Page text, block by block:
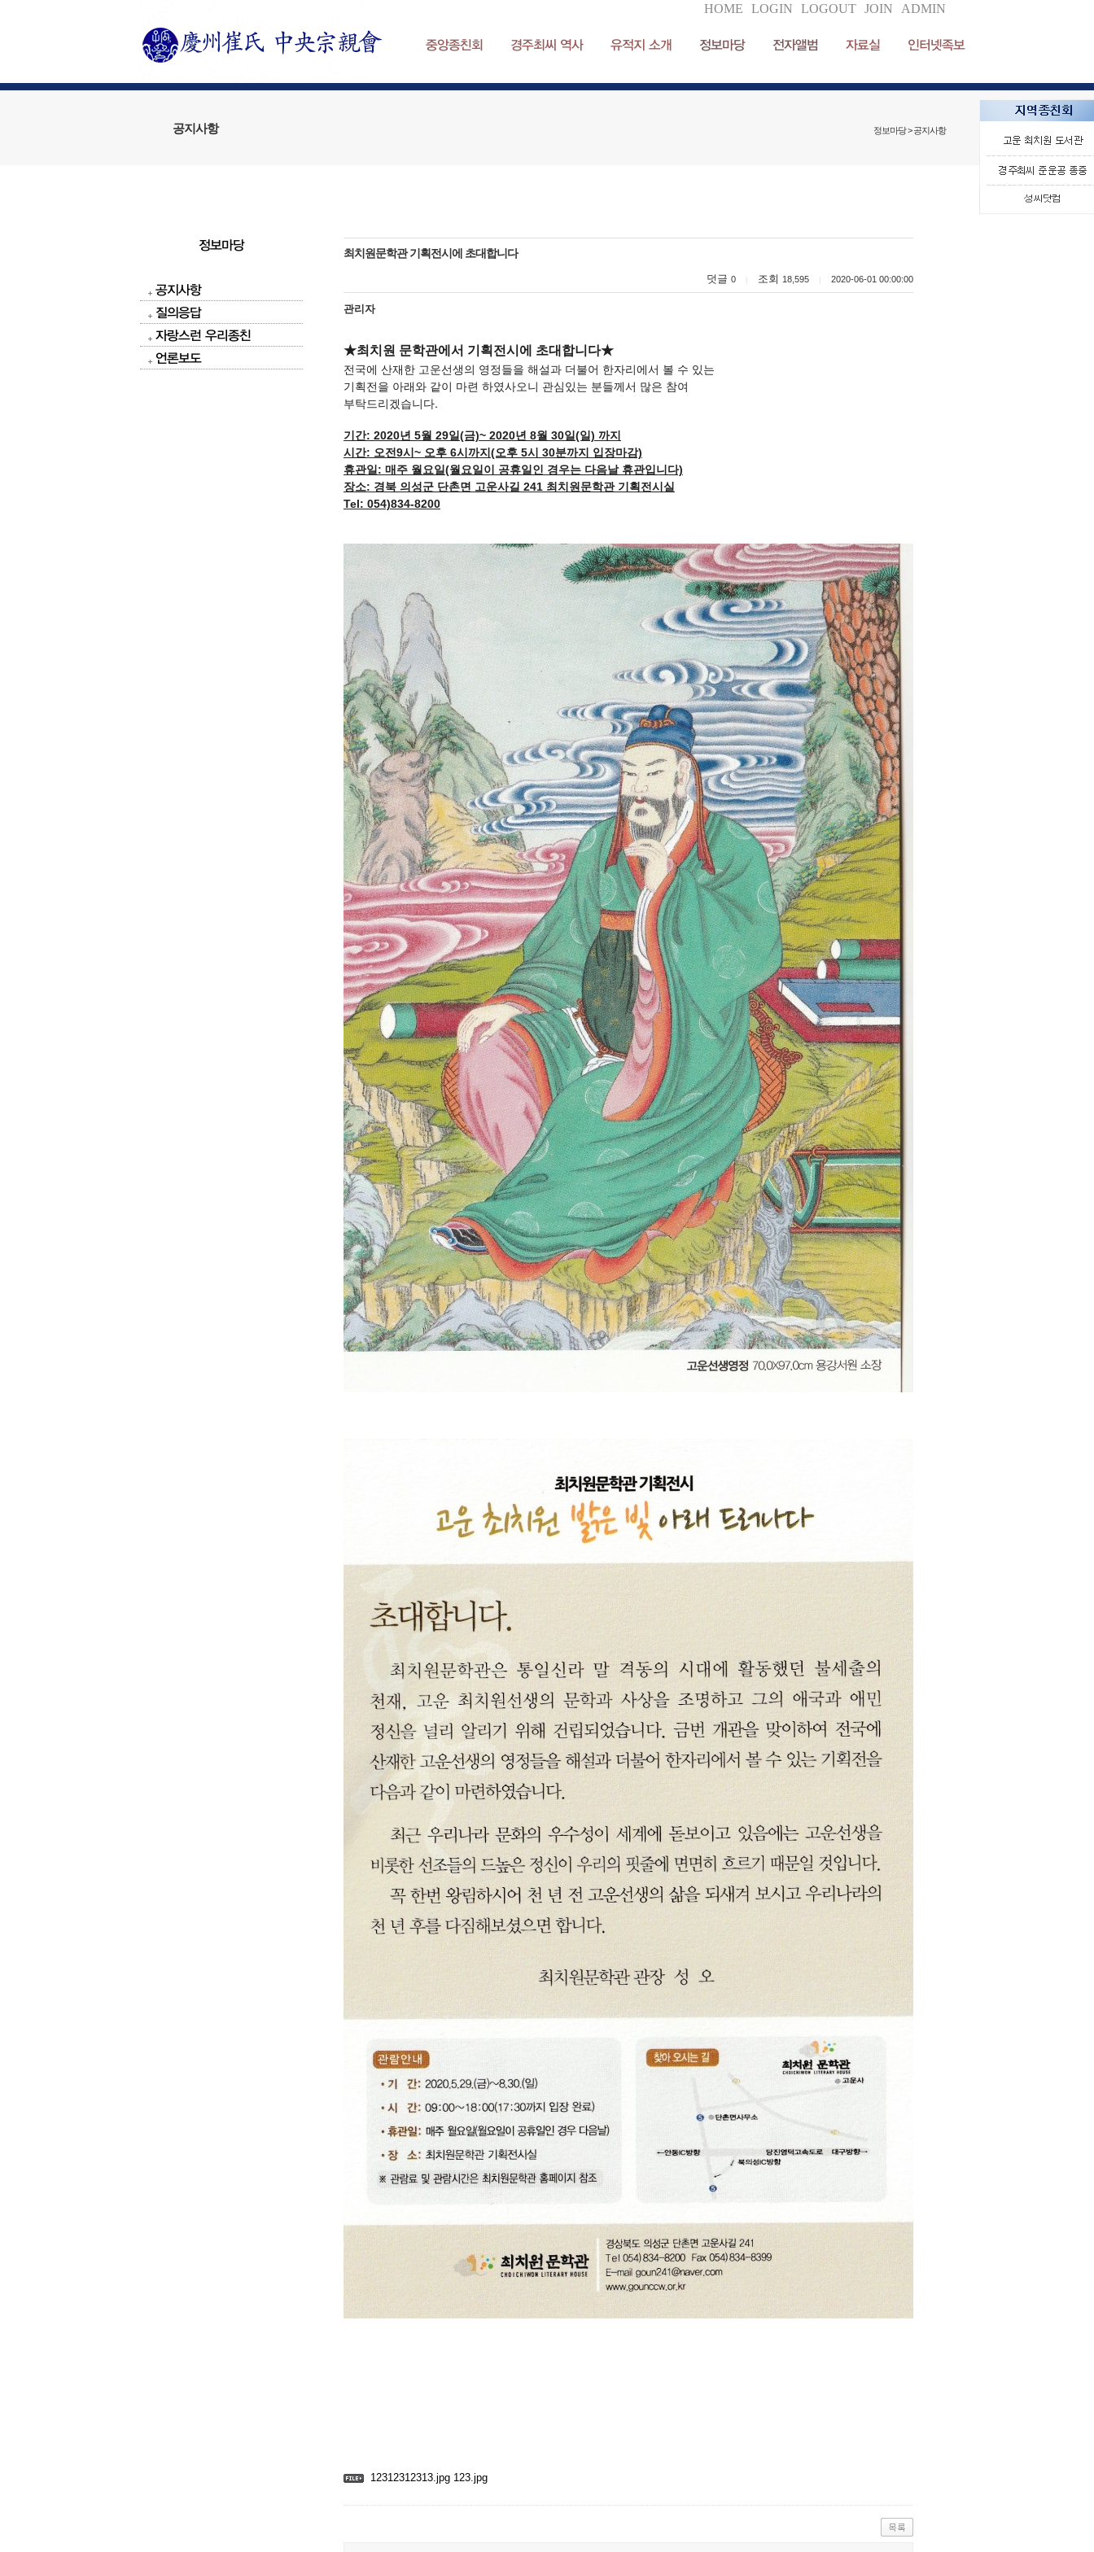
HOME LOGIN LOGOUT JOIN ADMIN
중앙종친회 경주최씨 역사 유적지 소개 정보마당 전자앨범 자료실 인터넷족보
공지사항 정보마당 > 공지사항
정보마당
공지사항
질의응답
자랑스런 우리종친
언론보도
최치원문학관 기획전시에 초대합니다
덧글 0 조회 18,595 2020-06-01 00:00:00
관리자
★최치원 문학관에서 기획전시에 초대합니다★
전국에 산재한 고운선생의 영정들을 해설과 더불어 한자리에서 볼 수 있는
기획전을 아래와 같이 마련 하였사오니 관심있는 분들께서 많은 참여
부탁드리겠습니다.
기간: 2020년 5월 29일(금)~ 2020년 8월 30일(일) 까지
시간: 오전9시~ 오후 6시까지(오후 5시 30분까지 입장마감)
휴관일: 매주 월요일(월요일이 공휴일인 경우는 다음날 휴관입니다)
장소: 경북 의성군 단촌면 고운사길 241 최치원문학관 기획전시실
Tel: 054)834-8200
12312312313.jpg 123.jpg